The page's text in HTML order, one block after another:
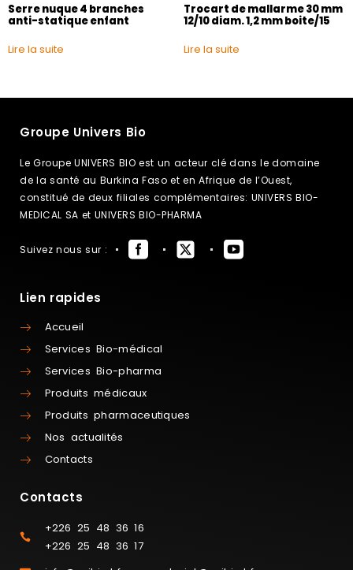
Serre nuque 4 branches
anti-statique enfant
Lire la suite
Trocart de mallarme 30 mm
12/10 diam. 1,2 mm boite/15
Lire la suite
Groupe Univers Bio
Le Groupe UNIVERS BIO est un acteur clé dans le domaine
de la santé au Burkina Faso et en Afrique de l’Ouest,
constitué de deux filiales complémentaires: UNIVERS BIO-
MEDICAL SA et UNIVERS BIO-PHARMA
Suivez nous sur :
Lien rapides
Accueil
Services Bio-médical
Services Bio-pharma
Produits médicaux
Produits pharmaceutiques
Nos actualités
Contacts
Contacts
+226 25 48 36 16
+226 25 48 36 17